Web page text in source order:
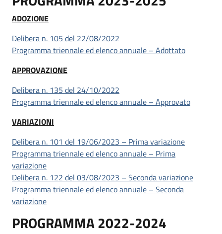
ADOZIONE
Delibera n. 105 del 22/08/2022
Programma triennale ed elenco annuale – Adottato
APPROVAZIONE
Delibera n. 135 del 24/10/2022
Programma triennale ed elenco annuale – Approvato
VARIAZIONI
Delibera n. 101 del 19/06/2023 – Prima variazione
Programma triennale ed elenco annuale – Prima
variazione
Delibera n. 122 del 03/08/2023 – Seconda variazione
Programma triennale ed elenco annuale – Seconda
variazione
PROGRAMMA 2022-2024